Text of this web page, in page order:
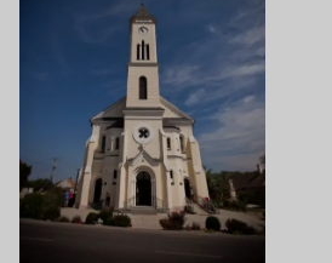
Választási információk
Közoktatási Intézmények
Egyesületek, alapítványok
Villa Igku Kft.